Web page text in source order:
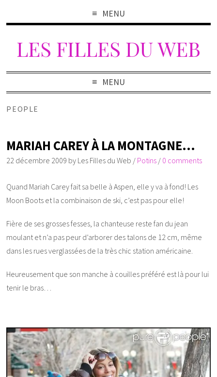
MENU
LES FILLES DU WEB
MENU
PEOPLE
MARIAH CAREY À LA MONTAGNE…
22 décembre 2009 by Les Filles du Web / Potins / 0 comments
Quand Mariah Carey fait sa belle à Aspen, elle y va à fond! Les
Moon Boots et la combinaison de ski, c’est pas pour elle!
Fière de ses grosses fesses, la chanteuse reste fan du jean
moulant et n’a pas peur d’arborer des talons de 12 cm, même
dans les rues verglassées de la très chic station américaine.
Heureusement que son manche à couilles préféré est là pour lui
tenir le bras…